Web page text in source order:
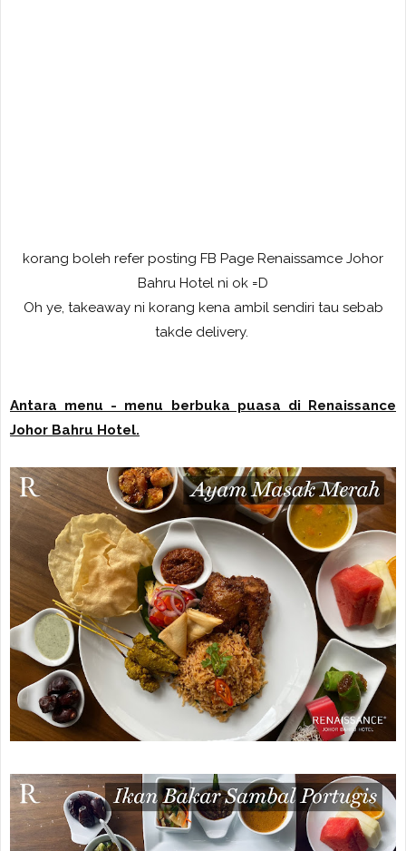
korang boleh refer posting FB Page Renaissamce Johor
Bahru Hotel ni ok =D
Oh ye, takeaway ni korang kena ambil sendiri tau sebab
takde delivery.
Antara menu - menu berbuka puasa di Renaissance
Johor Bahru Hotel.